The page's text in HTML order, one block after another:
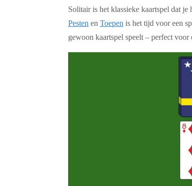
Solitair is het klassieke kaartspel dat
Pesten en Toepen is het tijd voor een
gewoon kaartspel speelt – perfect